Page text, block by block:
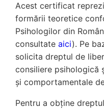
Acest certificat
formării teoretice
Psihologilor din
consultateaici). Pe
solicita dreptul de
consiliere psihologică
și comportamentale
Pentru a obține